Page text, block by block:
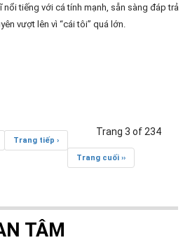
nổi tiếng với cá tính mạnh, sẵn sàng đáp trả
vượt lên vì “cái tôi” quá lớn.
Trang 3 of 234
Trang tiếp ›
Trang cuối ››
TÂM